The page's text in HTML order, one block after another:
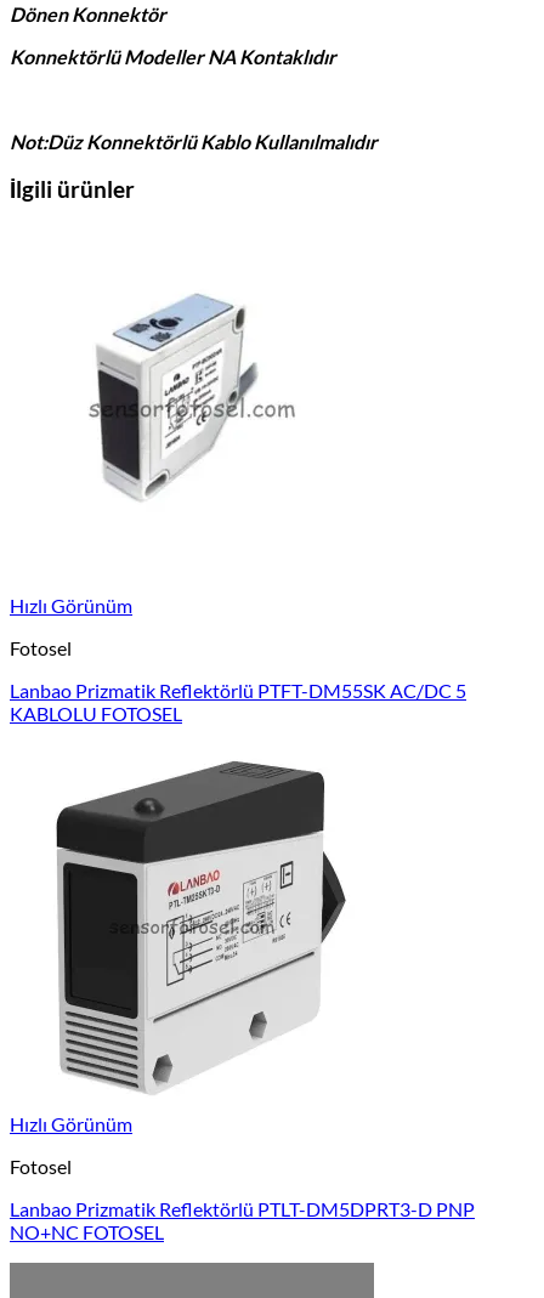
Dönen Konnektör
Konnektörlü Modeller NA Kontaklıdır
Not:Düz Konnektörlü Kablo Kullanılmalıdır
İlgili ürünler
Hızlı Görünüm
Fotosel
Lanbao Prizmatik Reflektörlü PTFT-DM55SK AC/DC 5
KABLOLU FOTOSEL
Hızlı Görünüm
Fotosel
Lanbao Prizmatik Reflektörlü PTLT-DM5DPRT3-D PNP
NO+NC FOTOSEL